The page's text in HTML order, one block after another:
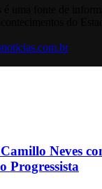
Neves
Progressista